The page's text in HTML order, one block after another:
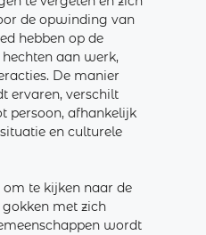
de opwinding van
hebben op de
aan werk,
De manier
ervaren, verschilt
persoon, afhankelijk
en culturele
om te kijken naar de
met zich
wordt